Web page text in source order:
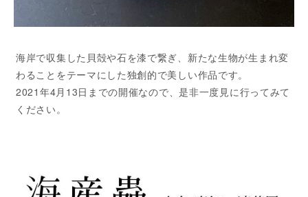
海岸で収集した貝殻や石を漆で繋ぎ、新たな生物が生まれ変
わることをテーマにした独創的で美しい作品です。
2021年4月13日までの開催なので、是非一度見に行ってみて
ください。